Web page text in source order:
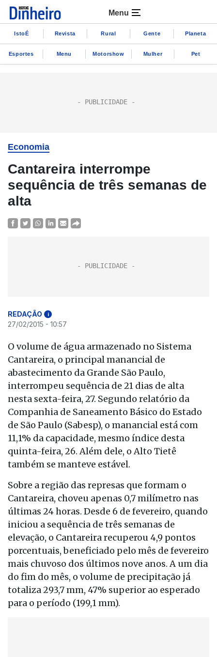
Menu
IstoÉ Revista Rural Gente Planeta
Esportes Menu Motorshow Mulher Pet
Economia
Cantareira interrompe
sequência de três semanas de
alta
REDAÇÃO i
27/02/2015 - 10:57
O volume de água armazenado no Sistema
Cantareira, o principal manancial de
abastecimento da Grande São Paulo,
interrompeu sequência de 21 dias de alta
nesta sexta-feira, 27. Segundo relatório da
Companhia de Saneamento Básico do Estado
de São Paulo (Sabesp), o manancial está com
11,1% da capacidade, mesmo índice desta
quinta-feira, 26. Além dele, o Alto Tietê
também se manteve estável.
Sobre a região das represas que formam o
Cantareira, choveu apenas 0,7 milímetro nas
últimas 24 horas. Desde 6 de fevereiro, quando
iniciou a sequência de três semanas de
elevação, o Cantareira recuperou 4,9 pontos
porcentuais, beneficiado pelo mês de fevereiro
mais chuvoso dos últimos nove anos. A um dia
do fim do mês, o volume de precipitação já
totaliza 293,7 mm, 47% superior ao esperado
para o período (199,1 mm).